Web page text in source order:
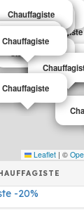
Chauffagiste
Chauffagiste
Chauffagiste Chauffagiste
Chauffagiste
Chauffagiste
Chauffagiste
Chauffagiste
Chauffagiste
Chauffagiste
Chauffagiste
Chauffagiste
Chauffagiste
Leaflet | ©
-20%